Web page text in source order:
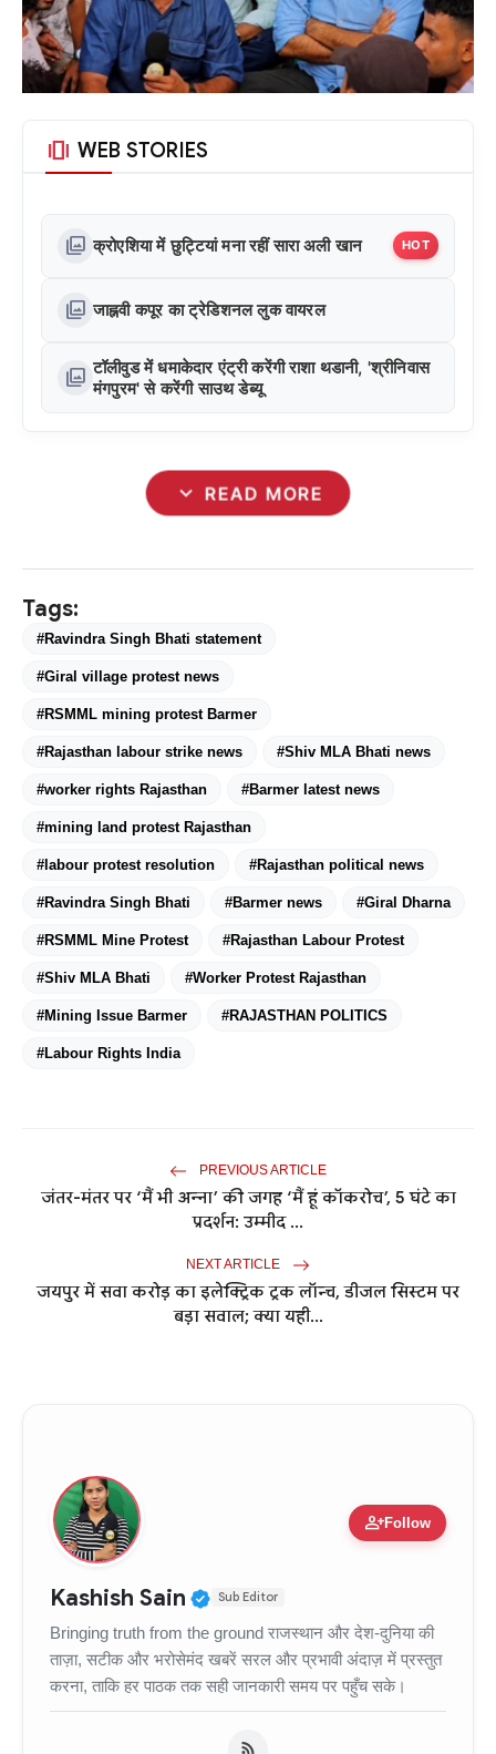
amp_stories WEB STORIES
photo_library क्रोएशिया में छुट्टियां मना रहीं सारा अली खान HOT
photo_library जाह्नवी कपूर का ट्रेडिशनल लुक वायरल
photo_library टॉलीवुड में धमाकेदार एंट्री करेंगी राशा थडानी, 'श्रीनिवास
मंगपुरम' से करेंगी साउथ डेब्यू
expand_more READ MORE
Tags:
#Ravindra Singh Bhati statement
#Giral village protest news
#RSMML mining protest Barmer
#Rajasthan labour strike news #Shiv MLA Bhati news
#worker rights Rajasthan #Barmer latest news
#mining land protest Rajasthan
#labour protest resolution #Rajasthan political news
#Ravindra Singh Bhati #Barmer news #Giral Dharna
#RSMML Mine Protest #Rajasthan Labour Protest
#Shiv MLA Bhati #Worker Protest Rajasthan
#Mining Issue Barmer #RAJASTHAN POLITICS
#Labour Rights India
PREVIOUS ARTICLE
जंतर-मंतर पर ‘मैं भी अन्ना’ की जगह ‘मैं हूं कॉकरोच’, 5 घंटे का
प्रदर्शन: उम्मीद ...
NEXT ARTICLE
जयपुर में सवा करोड़ का इलेक्ट्रिक ट्रक लॉन्च, डीजल सिस्टम पर
बड़ा सवाल; क्या यही...
person_addFollow
Kashish Sain Verified Public Figure •
Sub Editor
Bringing truth from the ground राजस्थान और देश-दुनिया की
ताज़ा, सटीक और भरोसेमंद खबरें सरल और प्रभावी अंदाज़ में प्रस्तुत
करना, ताकि हर पाठक तक सही जानकारी समय पर पहुँच सके।